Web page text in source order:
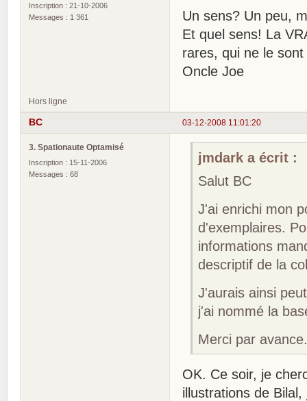
Inscription : 21-10-2006
Messages : 1 361
Un sens? Un peu,
Et quel sens! La
rares, qui ne le
Oncle Joe
Hors ligne
03-12-2008 11:01:20
BC
3. Spationaute Optamisé
Inscription : 15-11-2006
Messages : 68
jmdark a écrit :
Salut BC
J'ai enrichi mon
d'exemplaires.
informations
descriptif de la
J'aurais ainsi
j'ai nommé la
Merci par
OK. Ce soir, je
illustrations de